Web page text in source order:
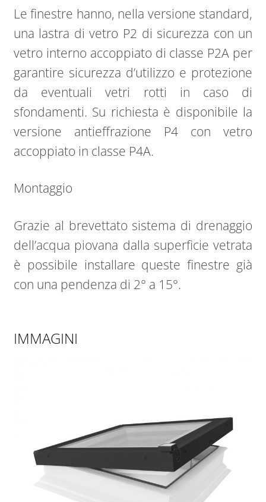
Le finestre hanno, nella versione standard,
una lastra di vetro P2 di sicurezza con un
vetro interno accoppiato di classe P2A per
garantire sicurezza d’utilizzo e protezione
da eventuali vetri rotti in caso di
sfondamenti. Su richiesta è disponibile la
versione antieffrazione P4 con vetro
accoppiato in classe P4A.
Montaggio
Grazie al brevettato sistema di drenaggio
dell’acqua piovana dalla superficie vetrata
è possibile installare queste finestre già
con una pendenza di 2° a 15°.
IMMAGINI